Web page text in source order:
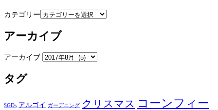
カテゴリー
アーカイブ
アーカイブ
タグ
SGDs アルゴイ ガーデニング クリスマス コーンフィー